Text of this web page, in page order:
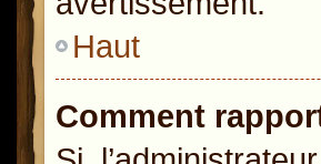
Haut
Comment